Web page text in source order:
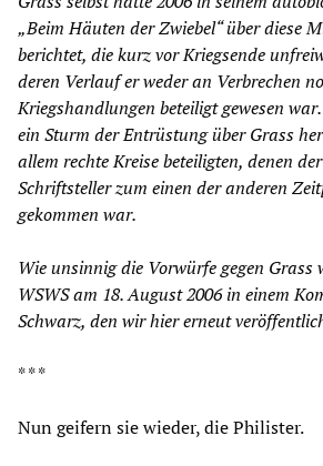
„Beim Häuten der Zwiebel“ über diese
berichtet, die kurz vor Kriegsende
deren Verlauf er weder an Verbrechen
Kriegshandlungen beteiligt gewesen
ein Sturm der Entrüstung über Grass
allem rechte Kreise beteiligten, denen
Schriftsteller zum einen der anderen
gekommen war.
Wie unsinnig die Vorwürfe gegen Grass
WSWS am 18. August 2006 in einem
Schwarz, den wir hier erneut
* * *
Nun geifern sie wieder, die Philister.